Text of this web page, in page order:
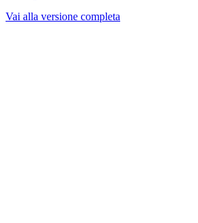
Vai alla versione completa